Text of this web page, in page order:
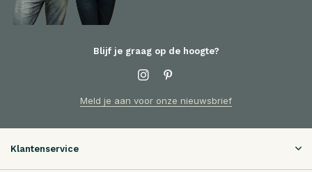
Blijf je graag op de hoogte?
Meld je aan voor onze nieuwsbrief
Klantenservice